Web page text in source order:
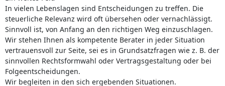
In vielen Lebenslagen sind Entscheidungen zu treffen. Die
steuerliche Relevanz wird oft übersehen oder vernachlässigt.
Sinnvoll ist, von Anfang an den richtigen Weg einzuschlagen.
Wir stehen Ihnen als kompetente Berater in jeder Situation
vertrauensvoll zur Seite, sei es in Grundsatzfragen wie z. B. der
sinnvollen Rechtsformwahl oder Vertragsgestaltung oder bei
Folgeentscheidungen.
Wir begleiten in den sich ergebenden Situationen.